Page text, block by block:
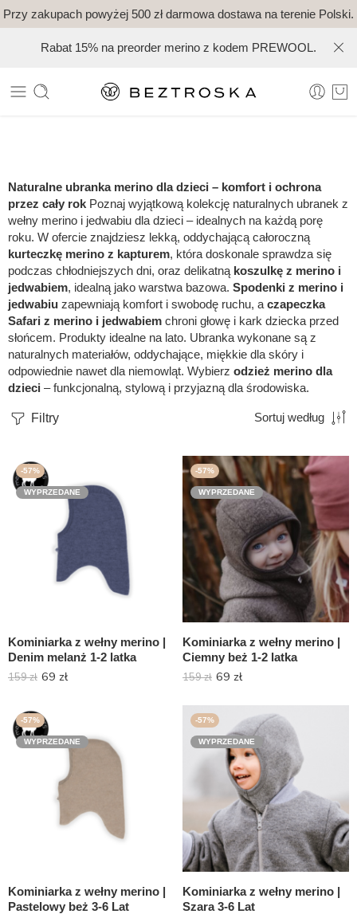
Przy zakupach powyżej 500 zł darmowa dostawa na terenie Polski.
Rabat 15% na preorder merino z kodem PREWOOL.
Naturalne ubranka merino dla dzieci – komfort i ochrona
przez cały rok Poznaj wyjątkową kolekcję naturalnych ubranek z
wełny merino i jedwabiu dla dzieci – idealnych na każdą porę
roku. W ofercie znajdziesz lekką, oddychającą całoroczną
kurteczkę merino z kapturem, która doskonale sprawdza się
podczas chłodniejszych dni, oraz delikatną koszulkę z merino i
jedwabiem, idealną jako warstwa bazowa. Spodenki z merino i
jedwabiu zapewniają komfort i swobodę ruchu, a czapeczka
Safari z merino i jedwabiem chroni głowę i kark dziecka przed
słońcem. Produkty idealne na lato. Ubranka wykonane są z
naturalnych materiałów, oddychające, miękkie dla skóry i
odpowiednie nawet dla niemowląt. Wybierz odzież merino dla
dzieci – funkcjonalną, stylową i przyjazną dla środowiska.
Filtry Sortuj według
-57%
WYPRZEDANE
Kominiarka z wełny merino |
Denim melanż 1-2 latka
159zł 69 zł
-57%
WYPRZEDANE
Kominiarka z wełny merino |
Ciemny beż 1-2 latka
159zł 69 zł
-57%
WYPRZEDANE
Kominiarka z wełny merino |
Pastelowy beż 3-6 Lat
-57%
WYPRZEDANE
Kominiarka z wełny merino |
Szara 3-6 Lat